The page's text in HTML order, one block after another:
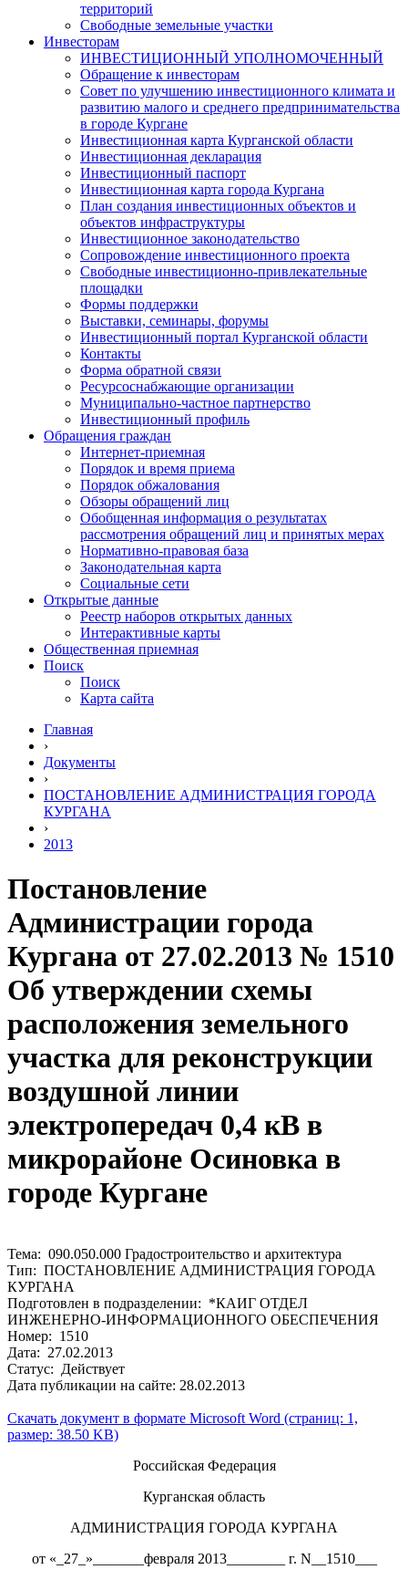
территорий
Свободные земельные участки
Инвесторам
ИНВЕСТИЦИОННЫЙ УПОЛНОМОЧЕННЫЙ
Обращение к инвесторам
Совет по улучшению инвестиционного климата и
развитию малого и среднего предпринимательства
в городе Кургане
Инвестиционная карта Курганской области
Инвестиционная декларация
Инвестиционный паспорт
Инвестиционная карта города Кургана
План создания инвестиционных объектов и
объектов инфраструктуры
Инвестиционное законодательство
Сопровождение инвестиционного проекта
Свободные инвестиционно-привлекательные
площадки
Формы поддержки
Выставки, семинары, форумы
Инвестиционный портал Курганской области
Контакты
Форма обратной связи
Ресурсоснабжающие организации
Муниципально-частное партнерство
Инвестиционный профиль
Обращения граждан
Интернет-приемная
Порядок и время приема
Порядок обжалования
Обзоры обращений лиц
Обобщенная информация о результатах
рассмотрения обращений лиц и принятых мерах
Нормативно-правовая база
Законодательная карта
Социальные сети
Открытые данные
Реестр наборов открытых данных
Интерактивные карты
Общественная приемная
Поиск
Поиск
Карта сайта
Главная
›
Документы
›
ПОСТАНОВЛЕНИЕ АДМИНИСТРАЦИЯ ГОРОДА
КУРГАНА
›
2013
Постановление
Администрации города
Кургана от 27.02.2013 № 1510
Об утверждении схемы
расположения земельного
участка для реконструкции
воздушной линии
электропередач 0,4 кВ в
микрорайоне Осиновка в
городе Кургане
Тема: 090.050.000 Градостроительство и архитектура
Тип: ПОСТАНОВЛЕНИЕ АДМИНИСТРАЦИЯ ГОРОДА
КУРГАНА
Подготовлен в подразделении: *КАИГ ОТДЕЛ
ИНЖЕНЕРНО-ИНФОРМАЦИОННОГО ОБЕСПЕЧЕНИЯ
Номер: 1510
Дата: 27.02.2013
Статус: Действует
Дата публикации на сайте: 28.02.2013
Скачать документ в формате Microsoft Word (страниц: 1,
размер: 38.50 KB)
Российская Федерация
Курганская область
АДМИНИСТРАЦИЯ ГОРОДА КУРГАНА
от «_27_»_______февраля 2013________ г. N__1510___